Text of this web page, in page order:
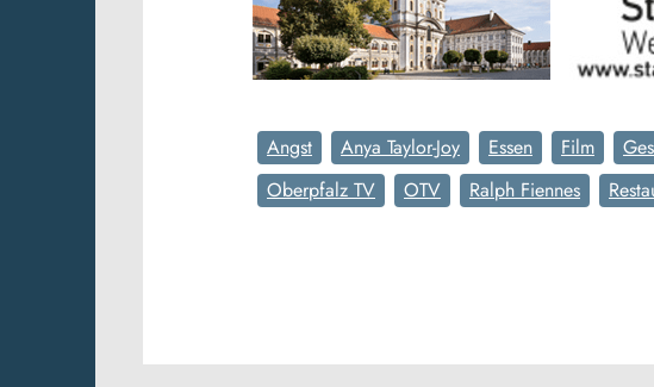
Angst Anya Taylor-Joy Essen Film
Oberpfalz TV
OTV Ralph Fiennes